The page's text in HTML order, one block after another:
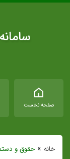
صفحه نخست
خانه » حقوق و